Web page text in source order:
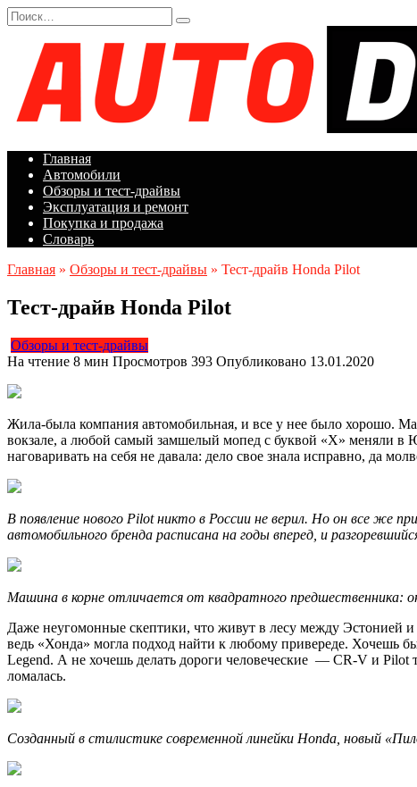
Перейти
к
содержанию
Search
for:
Главная
Автомобили
Обзоры и тест-драйвы
Эксплуатация и ремонт
Покупка и продажа
Словарь
Главная » Обзоры и тест-драйвы » Тест-драйв Honda Pilot
Тест-драйв Honda Pilot
Обзоры и тест-драйвы
На чтение 8 мин Просмотров 393 Опубликовано 13.01.2020
Жила-была компания автомобильная, и все у нее было хорошо.
вокзале, а любой самый замшелый мопед с буквой «Х» меняли в
наговаривать на себя не давала: дело свое знала исправно, да
В появление нового Pilot никто в России не верил. Но он все же
автомобильного бренда расписана на годы вперед, и
Машина в корне отличается от квадратного предшественника:
Даже неугомонные скептики, что живут в лесу между Эстонией и
ведь «Хонда» могла подход найти к любому привереде. Хочешь
Legend. А не хочешь делать дороги человеческие — CR-V и
ломалась.
Созданный в стилистике современной линейки Honda, новый